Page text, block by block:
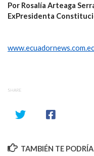
Por Rosalía Arteaga
ExPresidenta
www.ecuadornews.com.ec
SHARE
TAMBIÉN TE